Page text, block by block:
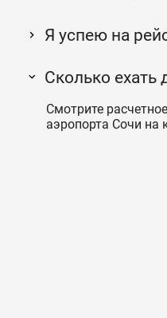
Я успею на
Сколько ехать
Смотрите
аэропорта Сочи на